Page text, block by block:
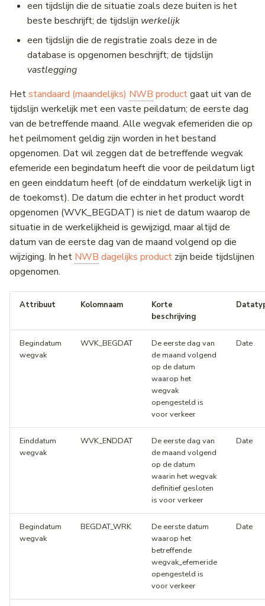
Mutaties
een tijdslijn die de situatie zoals deze buiten is het
beste beschrijft; de tijdslijn werkelijk
een tijdslijn die de registratie zoals deze in de
database is opgenomen beschrijft; de tijdslijn
vastlegging
Hetstandaard (maandelijks) NWB productgaat uit van de
tijdslijn werkelijk met een vaste peildatum; de eerste dag
van de betreffende maand. Alle wegvak efemeriden die op
het peilmoment geldig zijn worden in het bestand
opgenomen. Dat wil zeggen dat de betreffende wegvak
efemeride een begindatum heeft die voor de peildatum ligt
en geen einddatum heeft (of de einddatum werkelijk ligt in
de toekomst). De datum die echter in het product wordt
opgenomen (WVK_BEGDAT) is niet de datum waarop de
situatie in de werkelijkheid is gewijzigd, maar altijd de
datum van de eerste dag van de maand volgend op die
wijziging. In het NWB dagelijks product zijn beide tijdslijnen
opgenomen.
Attribuut Kolomnaam
Korte
beschrijving
Begindatum
wegvak
WVK_BEGDAT
De eerste dag van
de maand volgend
op de datum
waarop het
wegvak
opengesteld is
voor verkeer
Date
Einddatum
wegvak
WVK_ENDDAT
De eerste dag van
de maand volgend
op de datum
waarin het wegvak
definitief gesloten
is voor verkeer
Date
Begindatum
wegvak
BEGDAT_WRK
De eerste datum
waarop het
betreffende
wegvak_efemeride
opengesteld is
voor verkeer
Date